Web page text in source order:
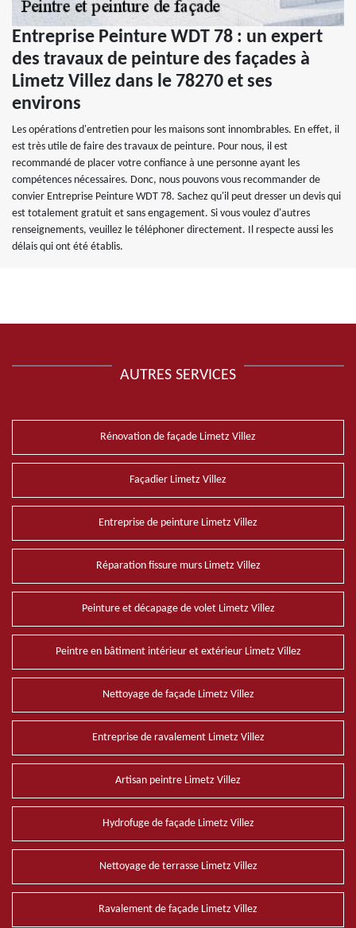
Entreprise Peinture WDT 78 : un expert
des travaux de peinture des façades à
Limetz Villez dans le 78270 et ses
environs
Les opérations d'entretien pour les maisons sont innombrables. En effet, il
est très utile de faire des travaux de peinture. Pour nous, il est
recommandé de placer votre confiance à une personne ayant les
compétences nécessaires. Donc, nous pouvons vous recommander de
convier Entreprise Peinture WDT 78. Sachez qu'il peut dresser un devis qui
est totalement gratuit et sans engagement. Si vous voulez d'autres
renseignements, veuillez le téléphoner directement. Il respecte aussi les
délais qui ont été établis.
AUTRES SERVICES
Rénovation de façade Limetz Villez
Façadier Limetz Villez
Entreprise de peinture Limetz Villez
Réparation fissure murs Limetz Villez
Peinture et décapage de volet Limetz Villez
Peintre en bâtiment intérieur et extérieur Limetz Villez
Nettoyage de façade Limetz Villez
Entreprise de ravalement Limetz Villez
Artisan peintre Limetz Villez
Hydrofuge de façade Limetz Villez
Nettoyage de terrasse Limetz Villez
Ravalement de façade Limetz Villez